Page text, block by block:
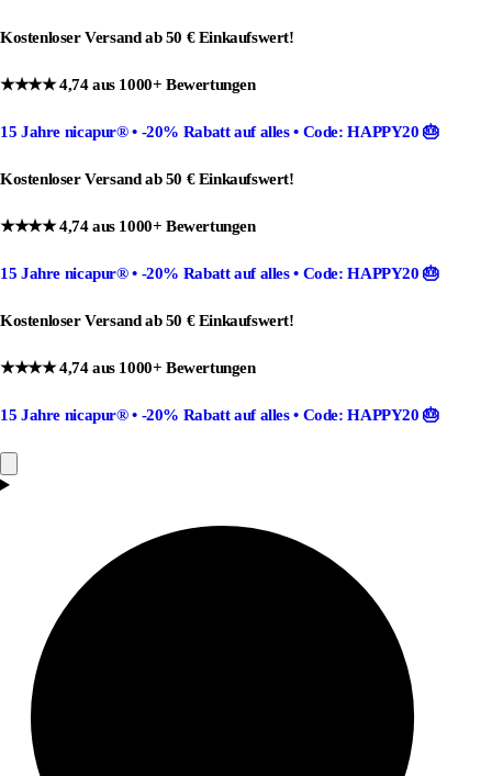
Kostenloser Versand ab 50 € Einkaufswert!
★★★★ 4,74 aus 1000+ Bewertungen
15 Jahre nicapur®• -20% Rabattauf alles • Code: HAPPY20🎂
Kostenloser Versand ab 50 € Einkaufswert!
★★★★ 4,74 aus 1000+ Bewertungen
15 Jahre nicapur®• -20% Rabattauf alles • Code: HAPPY20🎂
Kostenloser Versand ab 50 € Einkaufswert!
★★★★ 4,74 aus 1000+ Bewertungen
15 Jahre nicapur®• -20% Rabattauf alles • Code: HAPPY20🎂